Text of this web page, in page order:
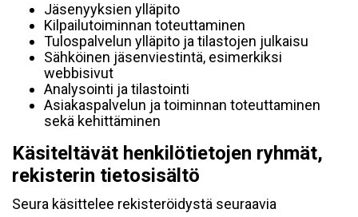
Jäsenyyksien ylläpito
Kilpailutoiminnan toteuttaminen
Tulospalvelun ylläpito ja tilastojen julkaisu
Sähköinen jäsenviestintä, esimerkiksi
webbisivut
Analysointi ja tilastointi
Asiakaspalvelun ja toiminnan toteuttaminen
sekä kehittäminen
Käsiteltävät henkilötietojen ryhmät,
rekisterin tietosisältö
Seura käsittelee rekisteröidystä seuraavia